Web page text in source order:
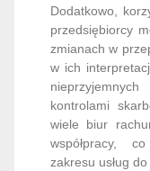
Dodatkowo,
przedsiębiorcy
zmianach w
w ich
kontrolami
wiele biur
współpracy,
zakresu usług